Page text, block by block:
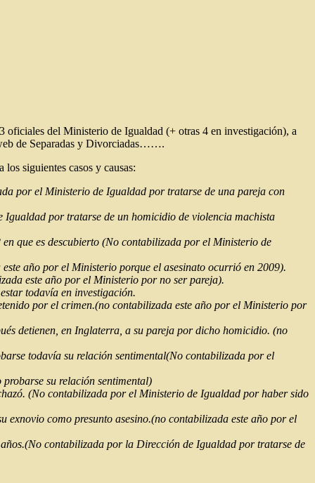
oficiales del Ministerio de Igualdad (+ otras 4 en investigación), a
de Separadas y Divorciadas…….
siguientes casos y causas:
por el Ministerio de Igualdad por tratarse de una pareja con
por tratarse de un homicidio de violencia machista
que es descubierto (No contabilizada por el Ministerio de
año por el Ministerio porque el asesinato ocurrió en 2009).
este año por el Ministerio por no ser pareja).
todavía en investigación.
por el crimen.(no contabilizada este año por el Ministerio por
detienen, en Inglaterra, a su pareja por dicho homicidio. (no
todavía su relación sentimental(No contabilizada por el
su relación sentimental)
(No contabilizada por el Ministerio de Igualdad por haber sido
exnovio como presunto asesino.(no contabilizada este año por el
contabilizada por la Dirección de Igualdad por tratarse de